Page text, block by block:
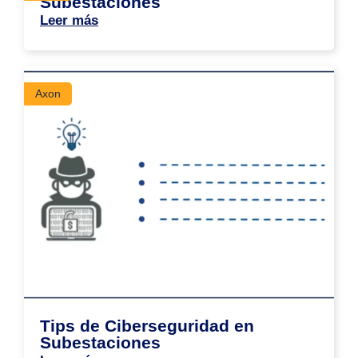
Leer más
Axon
Tips de Ciberseguridad en
Subestaciones